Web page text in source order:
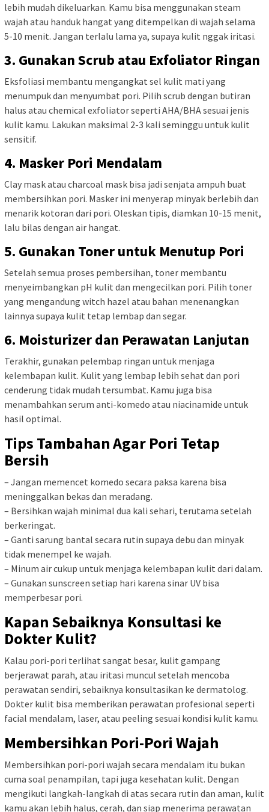
lebih mudah dikeluarkan. Kamu bisa menggunakan steam
wajah atau handuk hangat yang ditempelkan di wajah selama
5-10 menit. Jangan terlalu lama ya, supaya kulit nggak iritasi.
3. Gunakan Scrub atau Exfoliator Ringan
Eksfoliasi membantu mengangkat sel kulit mati yang
menumpuk dan menyumbat pori. Pilih scrub dengan butiran
halus atau chemical exfoliator seperti AHA/BHA sesuai jenis
kulit kamu. Lakukan maksimal 2-3 kali seminggu untuk kulit
sensitif.
4. Masker Pori Mendalam
Clay mask atau charcoal mask bisa jadi senjata ampuh buat
membersihkan pori. Masker ini menyerap minyak berlebih dan
menarik kotoran dari pori. Oleskan tipis, diamkan 10-15 menit,
lalu bilas dengan air hangat.
5. Gunakan Toner untuk Menutup Pori
Setelah semua proses pembersihan, toner membantu
menyeimbangkan pH kulit dan mengecilkan pori. Pilih toner
yang mengandung witch hazel atau bahan menenangkan
lainnya supaya kulit tetap lembap dan segar.
6. Moisturizer dan Perawatan Lanjutan
Terakhir, gunakan pelembap ringan untuk menjaga
kelembapan kulit. Kulit yang lembap lebih sehat dan pori
cenderung tidak mudah tersumbat. Kamu juga bisa
menambahkan serum anti-komedo atau niacinamide untuk
hasil optimal.
Tips Tambahan Agar Pori Tetap
Bersih
– Jangan memencet komedo secara paksa karena bisa
meninggalkan bekas dan meradang.
– Bersihkan wajah minimal dua kali sehari, terutama setelah
berkeringat.
– Ganti sarung bantal secara rutin supaya debu dan minyak
tidak menempel ke wajah.
– Minum air cukup untuk menjaga kelembapan kulit dari dalam.
– Gunakan sunscreen setiap hari karena sinar UV bisa
memperbesar pori.
Kapan Sebaiknya Konsultasi ke
Dokter Kulit?
Kalau pori-pori terlihat sangat besar, kulit gampang
berjerawat parah, atau iritasi muncul setelah mencoba
perawatan sendiri, sebaiknya konsultasikan ke dermatolog.
Dokter kulit bisa memberikan perawatan profesional seperti
facial mendalam, laser, atau peeling sesuai kondisi kulit kamu.
Membersihkan Pori-Pori Wajah
Membersihkan pori-pori wajah secara mendalam itu bukan
cuma soal penampilan, tapi juga kesehatan kulit. Dengan
mengikuti langkah-langkah di atas secara rutin dan aman, kulit
kamu akan lebih halus, cerah, dan siap menerima perawatan